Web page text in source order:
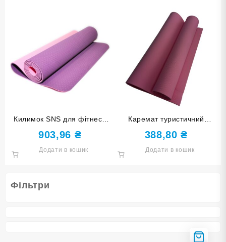
Фільтри
Килимок SNS для фітнесу
та йоги фіолетовий
ТРЕ-6мм-Ф+Ф
903,96 ₴
Додати в кошик
Каремат туристичний
рожевий 6 мм КВ 6106-pink
388,80₴
Додати в кошик